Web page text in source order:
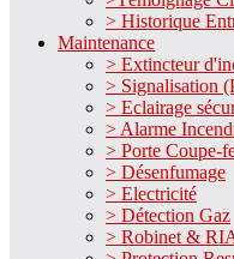
> Historique
Maintenance
> Extincteur
> Signalisation
> Eclairage
> Alarme
> Porte Coupe-
> Désenfumage
> Electricité
> Détection Gaz
> Robinet &